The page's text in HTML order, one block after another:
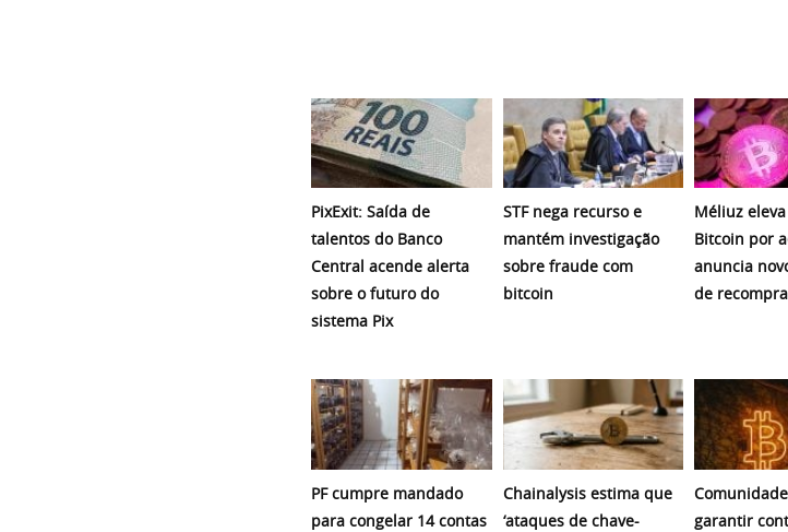
PixExit: Saída de
talentos do Banco
Central acende alerta
sobre o futuro do
sistema Pix
STF nega recurso e
mantém investigação
sobre fraude com
bitcoin
Méliuz
Bitcoin por
anuncia
de recompra
PF cumpre mandado
para congelar 14 contas
Chainalysis estima que
‘ataques de chave-
garantir